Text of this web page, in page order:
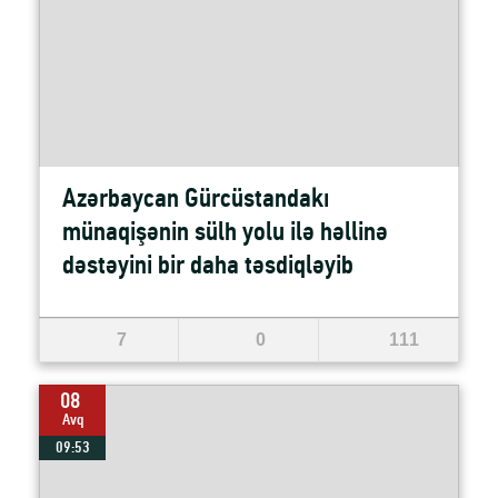
Azərbaycan Gürcüstandakı
münaqişənin sülh yolu ilə həllinə
dəstəyini bir daha təsdiqləyib
7 0 111
08
Avq
09:53